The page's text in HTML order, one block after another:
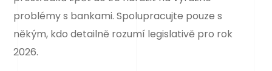
problémy s bankami. Spolupracujte pouze s
někým, kdo detailně rozumí legislativě pro rok
2026.